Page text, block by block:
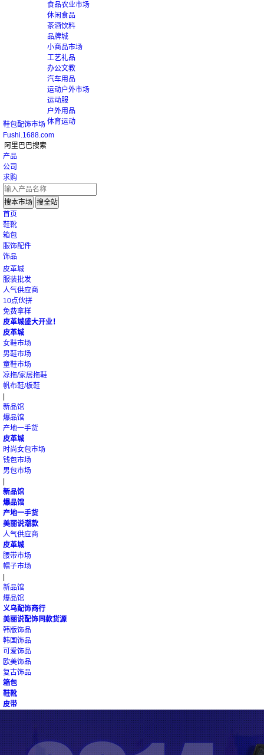
鞋包配饰市场
食品农业市场
休闲食品
茶酒饮料
品牌城
小商品市场
工艺礼品
办公文教
汽车用品
运动户外市场
运动服
户外用品
体育运动
Fushi.1688.com
阿里巴巴搜索
产品
公司
求购
搜本市场 搜全站
首页
鞋靴
箱包
服饰配件
饰品
皮革城
服装批发
人气供应商
10点伙拼
免费拿样
皮革城盛大开业！
皮革城
女鞋市场
男鞋市场
童鞋市场
凉拖/家居拖鞋
帆布鞋/板鞋
新品馆
爆品馆
产地一手货
皮革城
时尚女包市场
钱包市场
男包市场
新品馆
爆品馆
产地一手货
美丽说潮款
人气供应商
皮革城
腰带市场
帽子市场
新品馆
爆品馆
义乌配饰商行
美丽说配饰同款货源
韩版饰品
韩国饰品
可爱饰品
欧美饰品
复古饰品
箱包
鞋靴
皮带